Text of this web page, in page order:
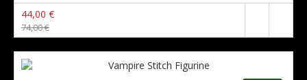
44,00 €
74,00 €